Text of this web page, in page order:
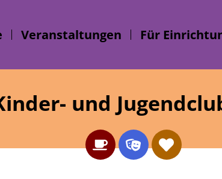
Veranstaltungen Für
und